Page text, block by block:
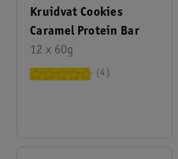
Kruidvat Cookies
Caramel Protein Bar
12 x 60g
4